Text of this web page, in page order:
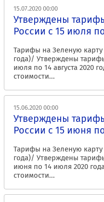
15.07.2020 00:00
Утверждены
России с 15 июля
Тарифы на Зеленую карту
года)/ Утверждены
июля по 14 августа 2020
стоимости...
15.06.2020 00:00
Утверждены
России с 15 июня
Тарифы на Зеленую
года)/ Утверждены
июня по 14 июля 2020
стоимости...